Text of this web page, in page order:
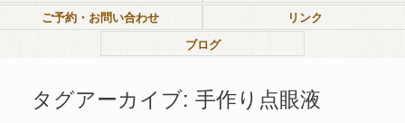
ご予約・お問い合わせ
リンク
ブログ
タグアーカイブ: 手作り点眼液